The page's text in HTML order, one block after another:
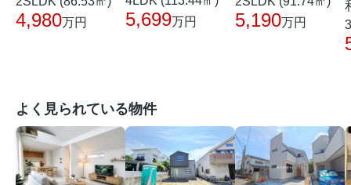
4,980万円 5,699万円 5,190万円
よく見られている物件